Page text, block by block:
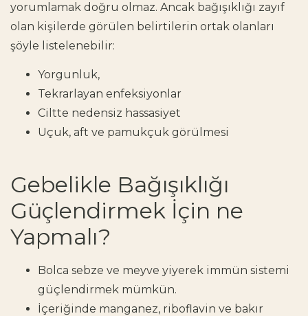
yorumlamak doğru olmaz. Ancak bağışıklığı zayıf
olan kişilerde görülen belirtilerin ortak olanları
şöyle listelenebilir:
Yorgunluk,
Tekrarlayan enfeksiyonlar
Ciltte nedensiz hassasiyet
Uçuk, aft ve pamukçuk görülmesi
Gebelikle Bağışıklığı
Güçlendirmek İçin ne
Yapmalı?
Bolca sebze ve meyve yiyerek immün sistemi
güçlendirmek mümkün.
İçeriğinde manganez, riboflavin ve bakır